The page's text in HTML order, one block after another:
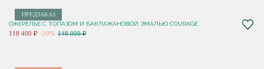
ПРЕДЗАКАЗ
ОЖЕРЕЛЬЕ С ТОПАЗОМ И БАКЛАЖАНОВОЙ ЭМАЛЬЮ COURAGE
118 400 ₽ -20% 148 000 ₽